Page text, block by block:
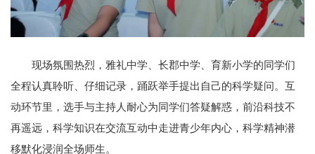
现场氛围热烈，雅礼中学、长郡中学、育新小学的同学们
全程认真聆听、仔细记录，踊跃举手提出自己的科学疑问。互
动环节里，选手与主持人耐心为同学们答疑解惑，前沿科技不
再遥远，科学知识在交流互动中走进青少年内心，科学精神潜
移默化浸润全场师生。